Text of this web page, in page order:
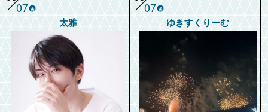
太雅
07 金
ゆきすくりーむ
07 金